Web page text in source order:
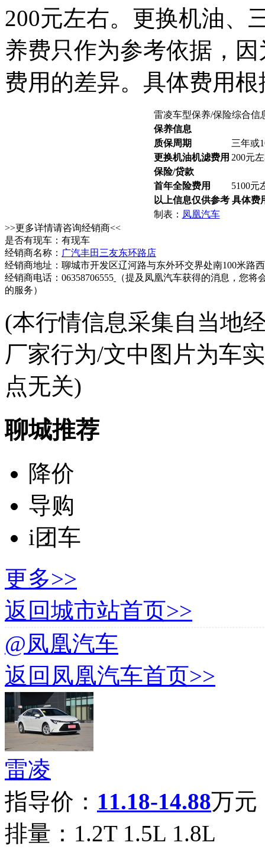
200元左右。更换机油、
养费只作为参考依据，
费用的差异。具体费用
雷凌车型保养/保险综合信
保养信息
质保周期
三年或
更换机油机滤费用 200元
保险/贷款
首年全险费用
5100元
以上信息仅供参考 具体费
制表： 凤凰汽车
>>更多详情请咨询经销商<<
是否有现车：有现车
经销商名称： 广汽丰田三友东环路店
经销商地址：聊城市开发区辽河路与东外环交界处南100米路西
经销商电话：06358706555
（提及凤凰汽车获得的消息，您将
的服务）
(本行情信息采集自当地
厂家行为/文中图片为车
点无关)
聊城推荐
降价
导购
i团车
更多>>
返回城市站首页>>
@凤凰汽车
返回凤凰汽车首页>>
雷凌
指导价： 11.18-14.88万元
排量： 1.2T 1.5L 1.8L